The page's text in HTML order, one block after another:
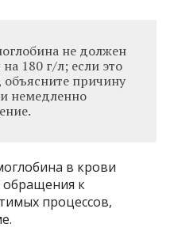
не должен
180 г/л; если это
объясните причину
немедленно
в крови
к
процессов,